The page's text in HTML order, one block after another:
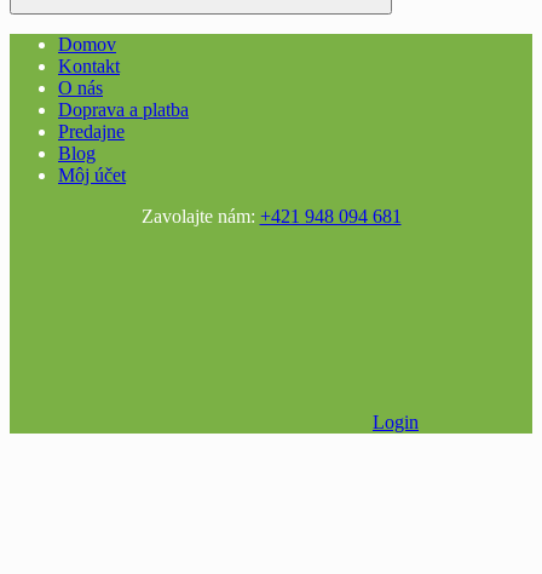
Domov
Kontakt
O nás
Doprava a platba
Predajne
Blog
Môj účet
Zavolajte nám: +421 948 094 681
Login